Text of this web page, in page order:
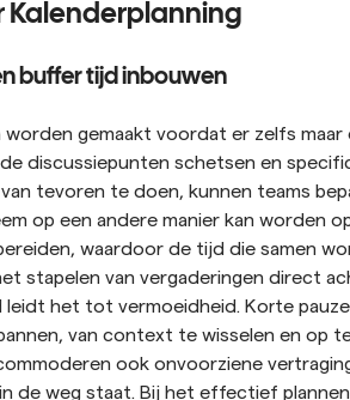
Kalenderplanning
buffer tijd inbouwen
worden gemaakt voordat er zelfs maar
discussiepunten schetsen en
tevoren te doen, kunnen teams
op een andere manier kan worden
waardoor de tijd die samen
stapelen van vergaderingen direct
het tot vermoeidheid. Korte
van context te wisselen en op
ook onvoorziene
de weg staat. Bij het effectief